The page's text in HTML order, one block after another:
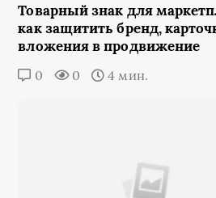
Товарный знак для
как защитить бренд,
вложения в продвижение
0 0 4 мин.